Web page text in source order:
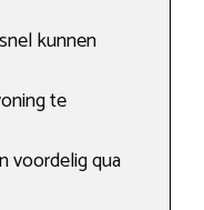
kunnen
te
voordelig qua